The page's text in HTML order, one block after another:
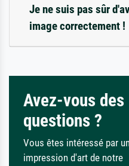
Je ne suis pas sûr
image correctement !
Avez-vous des
questions ?
Vous êtes intéressé par
impression d'art de notre